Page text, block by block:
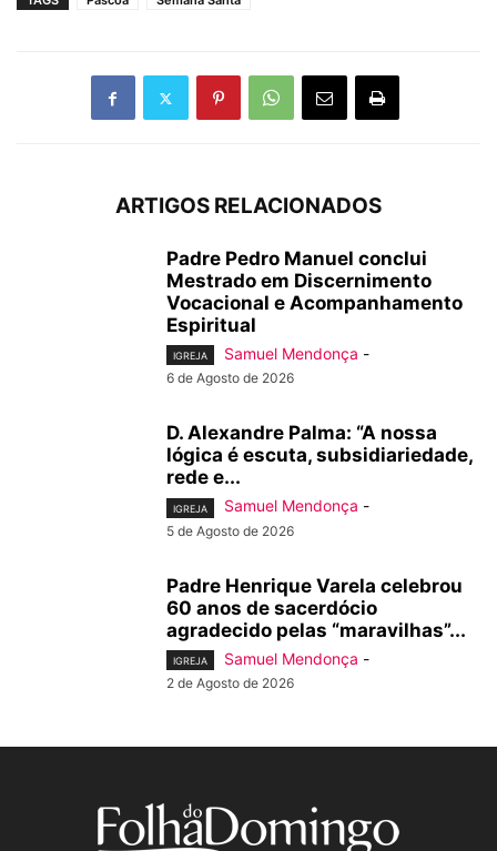
ARTIGOS RELACIONADOS
Padre Pedro Manuel conclui
Mestrado em Discernimento
Vocacional e Acompanhamento
Espiritual
IGREJA Samuel Mendonça -
6 de Agosto de 2026
D. Alexandre Palma: “A nossa
lógica é escuta, subsidiariedade,
rede e...
IGREJA Samuel Mendonça -
5 de Agosto de 2026
Padre Henrique Varela celebrou
60 anos de sacerdócio
agradecido pelas “maravilhas”...
IGREJA Samuel Mendonça -
2 de Agosto de 2026